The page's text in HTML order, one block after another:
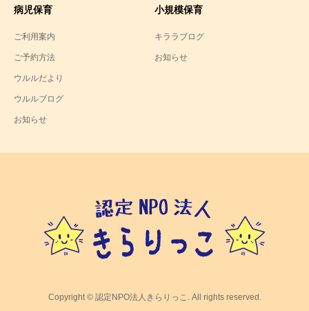
病児保育
ご利用案内
ご予約方法
ウルルだより
ウルルブログ
お知らせ
小規模保育
キララブログ
お知らせ
Copyright © 認定NPO法人きらりっこ. All rights reserved.